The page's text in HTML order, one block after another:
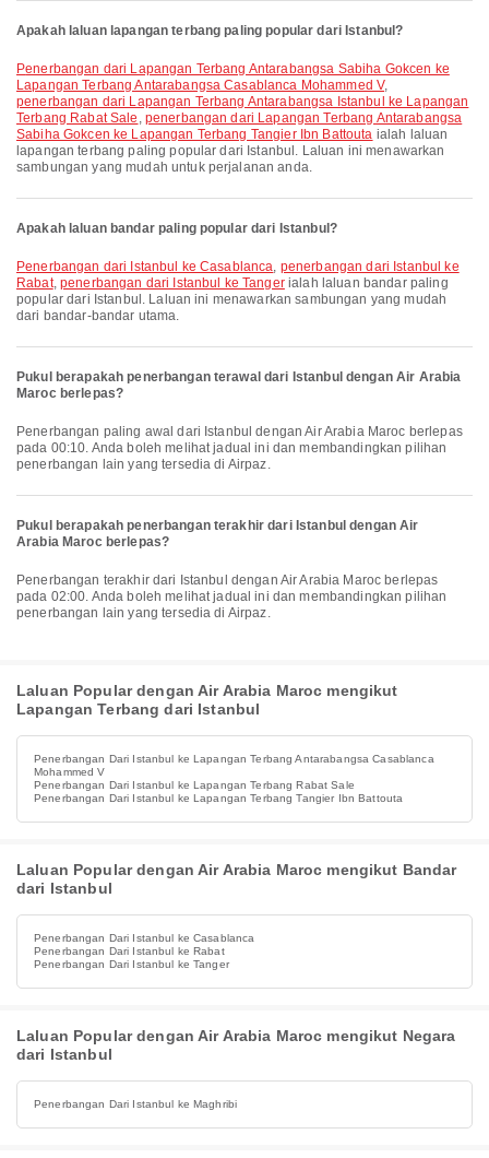
Apakah laluan lapangan terbang paling popular dari Istanbul?
penerbangan dari Lapangan Terbang Antarabangsa Sabiha Gokcen ke
Lapangan Terbang Antarabangsa Casablanca Mohammed V,
penerbangan dari Lapangan Terbang Antarabangsa Istanbul ke Lapangan
Terbang Rabat Sale , penerbangan dari Lapangan Terbang Antarabangsa
Sabiha Gokcen ke Lapangan Terbang Tangier Ibn Battouta ialah laluan
lapangan terbang paling popular dari Istanbul. Laluan ini menawarkan
sambungan yang mudah untuk perjalanan anda.
Apakah laluan bandar paling popular dari Istanbul?
penerbangan dari Istanbul ke Casablanca, penerbangan dari Istanbul ke
Rabat, penerbangan dari Istanbul ke Tangerialah laluan bandar paling
popular dari Istanbul. Laluan ini menawarkan sambungan yang mudah
dari bandar-bandar utama.
Pukul berapakah penerbangan terawal dari Istanbul dengan Air Arabia
Maroc berlepas?
Penerbangan paling awal dari Istanbul dengan Air Arabia Maroc berlepas
pada 00:10. Anda boleh melihat jadual ini dan membandingkan pilihan
penerbangan lain yang tersedia di Airpaz.
Pukul berapakah penerbangan terakhir dari Istanbul dengan Air
Arabia Maroc berlepas?
Penerbangan terakhir dari Istanbul dengan Air Arabia Maroc berlepas
pada 02:00. Anda boleh melihat jadual ini dan membandingkan pilihan
penerbangan lain yang tersedia di Airpaz.
Laluan Popular dengan Air Arabia Maroc mengikut
Lapangan Terbang dari Istanbul
Penerbangan Dari Istanbul ke Lapangan Terbang Antarabangsa Casablanca
Mohammed V
Penerbangan Dari Istanbul ke Lapangan Terbang Rabat Sale
Penerbangan Dari Istanbul ke Lapangan Terbang Tangier Ibn Battouta
Laluan Popular dengan Air Arabia Maroc mengikut Bandar
dari Istanbul
Penerbangan Dari Istanbul ke Casablanca
Penerbangan Dari Istanbul ke Rabat
Penerbangan Dari Istanbul ke Tanger
Laluan Popular dengan Air Arabia Maroc mengikut Negara
dari Istanbul
Penerbangan Dari Istanbul ke Maghribi